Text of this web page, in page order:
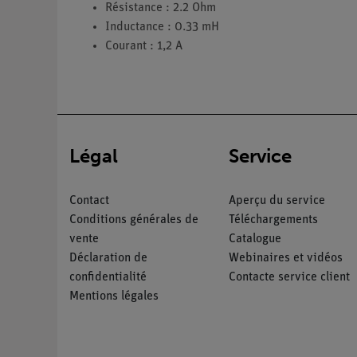
Résistance : 2.2 Ohm
Inductance : 0.33 mH
Courant : 1,2 A
Légal
Contact
Conditions générales de
vente
Déclaration de
confidentialité
Mentions légales
Service
Aperçu du service
Téléchargements
Catalogue
Webinaires et vidéos
Contacte service client